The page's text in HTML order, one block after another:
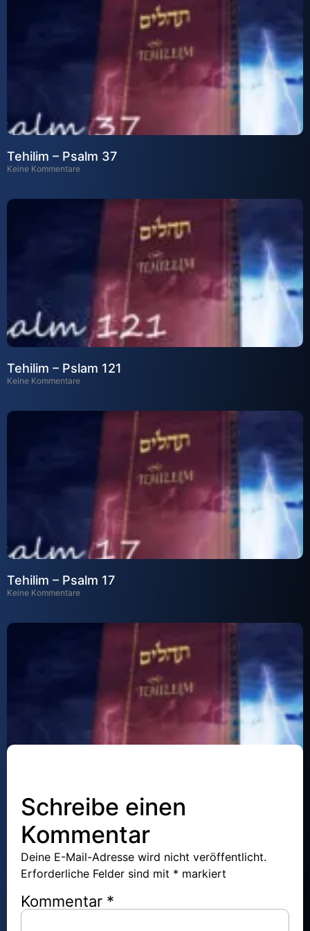
Tehilim – Psalm 37
Keine Kommentare
Tehilim – Pslam 121
Keine Kommentare
Tehilim – Psalm 17
Keine Kommentare
Keine Kommentare
Schreibe einen
Kommentar
Deine E-Mail-Adresse wird nicht veröffentlicht.
Erforderliche Felder sind mit * markiert
Kommentar *